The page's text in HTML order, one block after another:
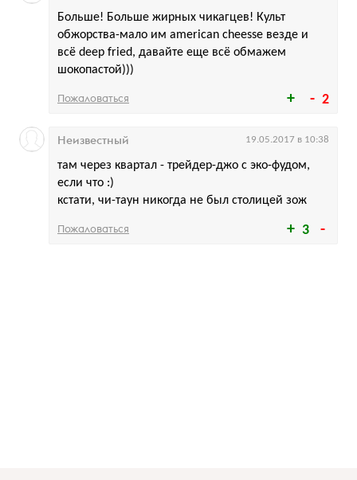
2
Больше! Больше жирных чикагцев! Культ
обжорства-мало им american cheesse везде и
всё deep fried, давайте еще всё обмажем
шокопастой)))
Пожаловаться
3
там через квартал - трейдер-джо с эко-фудом,
если что :)
кстати, чи-таун никогда не был столицей зож
Неизвестный 19.05.2017 в 10:38
Пожаловаться